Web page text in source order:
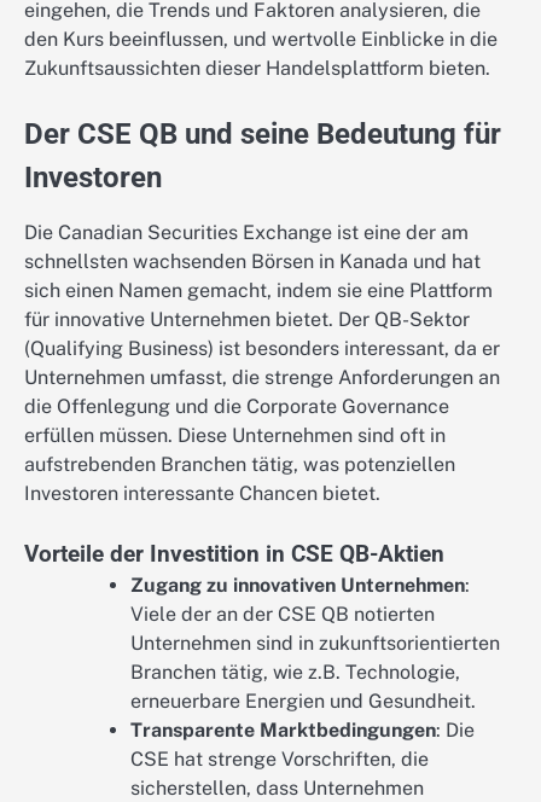
eingehen, die Trends und Faktoren analysieren, die
den Kurs beeinflussen, und wertvolle Einblicke in die
Zukunftsaussichten dieser Handelsplattform bieten.
Der CSE QB und seine Bedeutung für
Investoren
Die Canadian Securities Exchange ist eine der am
schnellsten wachsenden Börsen in Kanada und hat
sich einen Namen gemacht, indem sie eine Plattform
für innovative Unternehmen bietet. Der QB-Sektor
(Qualifying Business) ist besonders interessant, da er
Unternehmen umfasst, die strenge Anforderungen an
die Offenlegung und die Corporate Governance
erfüllen müssen. Diese Unternehmen sind oft in
aufstrebenden Branchen tätig, was potenziellen
Investoren interessante Chancen bietet.
Vorteile der Investition in CSE QB-Aktien
Zugang zu innovativen Unternehmen:
Viele der an der CSE QB notierten
Unternehmen sind in zukunftsorientierten
Branchen tätig, wie z.B. Technologie,
erneuerbare Energien und Gesundheit.
Transparente Marktbedingungen: Die
CSE hat strenge Vorschriften, die
sicherstellen, dass Unternehmen